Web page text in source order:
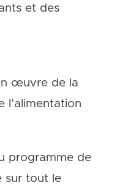
et des
œuvre de la
l’alimentation
programme de
sur tout le